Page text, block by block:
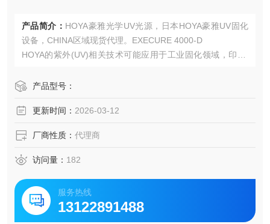
产品简介： HOYA豪雅光学UV光源，日本HOYA豪雅UV固化
设备，CHINA区域现货代理。EXECURE 4000-D
HOYA的紫外(UV)相关技术可能应用于工业固化领域，印刷/
装胶、光刻胶的固化处理，医疗器械:UV消毒或材料固化。U
产品型号：
更新时间： 2026-03-12
厂商性质： 代理商
访问量： 182
服务热线
13122891488